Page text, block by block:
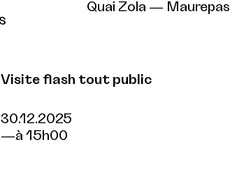
Quai Zola — Maurepas
Visite flash tout public
30.12.2025
à 15h00